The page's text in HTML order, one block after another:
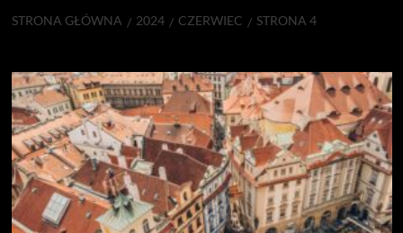
STRONA GŁÓWNA 2024 CZERWIEC STRONA 4